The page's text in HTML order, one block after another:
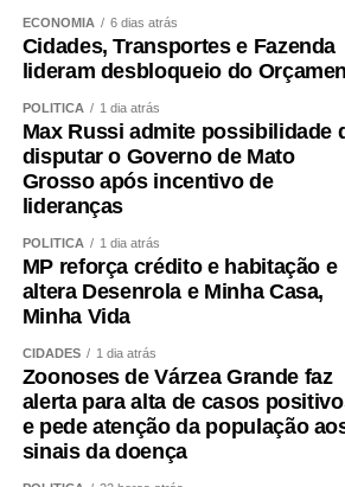
descumprimento dos limites de
cada eixo do veículo.
A flexibilização não valeria no caso de
cometidas intencionalmente e com
O governo também vetou a
eixo somente a partir de 74 toneladas,
50 toneladas, como é hoje.
A Presidência da República
inconstitucionais por não apresentar
orçamentários sobre a renúncia das
Sobre o veto à anistia para
transporte multados por bloqueios em
após a eleição presidencial de 2022,
ECONOMIA 6 dias atrás
Cidades, Transportes e Fazenda
lideram desbloqueio do
POLÍTICA 1 dia atrás
Max Russi admite possibilidade
disputar o Governo de Mato
Grosso após incentivo de
lideranças
POLÍTICA 1 dia atrás
MP reforça crédito e habitação e
altera Desenrola e Minha Casa,
Minha Vida
CIDADES 1 dia atrás
Zoonoses de Várzea Grande faz
alerta para alta de casos
e pede atenção da população
sinais da doença